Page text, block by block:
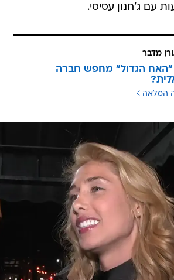
עם ג'חנון עסיסי.
מדבר
"האח הגדול" מחפש חברה
המלאה